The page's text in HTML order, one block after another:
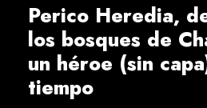
Perico Heredia,
los bosques de
un héroe (sin
tiempo